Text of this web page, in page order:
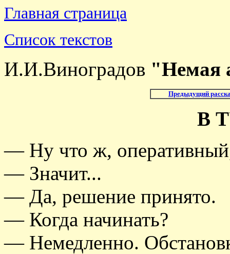
Главная страница
Список текстов
И.И.Виноградов "Немая
Предыдущий
В
— Ну что ж, оперативный,
— Значит...
— Да, решение принято.
— Когда начинать?
— Немедленно.